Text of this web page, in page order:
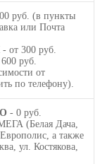
руб. (в пункты
или Почта
- от 300 руб.
руб.
от
по телефону).
- 0 руб.
(Белая Дача,
а также
ул. Костякова,